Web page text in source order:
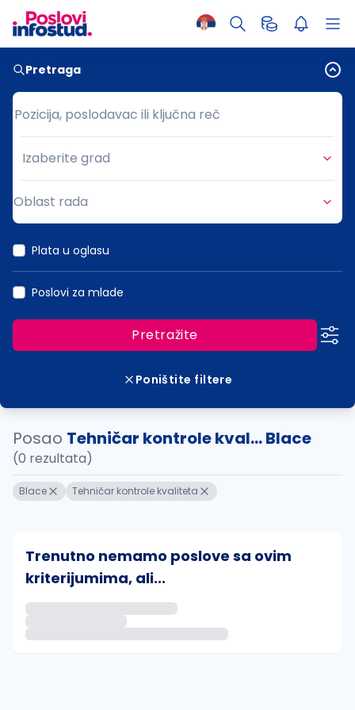
Pretraga
Pozicija, poslodavac ili ključna reč
Pozicija, poslodavac ili ključna reč
Grad
Izaberite grad
Oblast rada
Plata u oglasu
Poslovi za mlade
Pretražite
Poništite filtere
Posao Tehničar kontrole kval... Blace
(0 rezultata)
Blace Tehničar kontrole kvaliteta
Trenutno nemamo poslove sa ovim
kriterijumima, ali...